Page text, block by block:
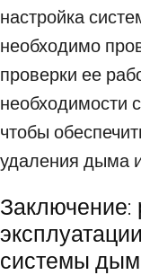
настройка
необходимо
проверки ее
необходимости
чтобы
удаления дыма и
Заключение:
системы